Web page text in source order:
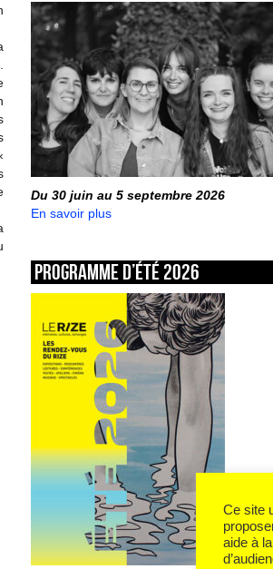
Du 30 juin au 5 septembre 2026
En savoir plus
Programme d’été 2026
Ce site
aide à